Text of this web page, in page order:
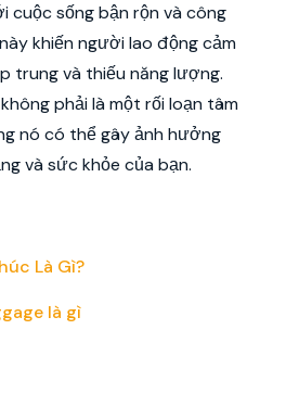
cuộc sống bận rộn và công
khiến người lao động cảm
trung và thiếu năng lượng.
phải là một rối loạn tâm
nó có thể gây ảnh hưởng
và sức khỏe của bạn.
Là Gì?
là gì